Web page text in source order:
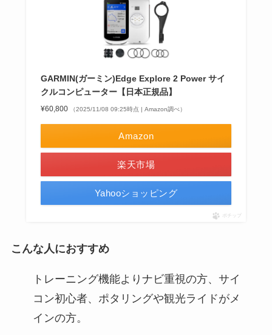
GARMIN(ガーミン)Edge Explore 2 Power サイ
クルコンピューター【日本正規品】
¥60,800 （2025/11/08 09:25時点 | Amazon調べ）
Amazon
楽天市場
Yahooショッピング
ポチップ
こんな人におすすめ
トレーニング機能よりナビ重視の方、サイ
コン初心者、ポタリングや観光ライドがメ
インの方。